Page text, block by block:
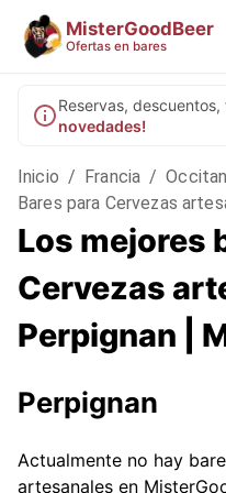
MisterGoodBeer
Ofertas en bares
Reservas, descuentos,
novedades!
Inicio / Francia /
Bares para Cervezas
Los mejores
Cervezas
Perpignan |
Perpignan
Actualmente no hay
artesanales en